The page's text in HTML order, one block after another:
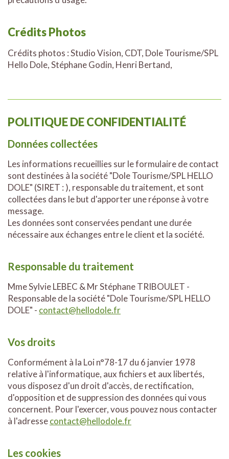
Crédits Photos
Crédits photos : Studio Vision, CDT, Dole Tourisme/SPL
Hello Dole, Stéphane Godin, Henri Bertand,
POLITIQUE DE CONFIDENTIALITÉ
Données collectées
Les informations recueillies sur le formulaire de contact
sont destinées à la société "Dole Tourisme/SPL HELLO
DOLE" (SIRET : ), responsable du traitement, et sont
collectées dans le but d'apporter une réponse à votre
message.
Les données sont conservées pendant une durée
nécessaire aux échanges entre le client et la société.
Responsable du traitement
Mme Sylvie LEBEC & Mr Stéphane TRIBOULET -
Responsable de la société "Dole Tourisme/SPL HELLO
DOLE" - contact@hellodole.fr
Vos droits
Conformément à la Loi n°78-17 du 6 janvier 1978
relative à l'informatique, aux fichiers et aux libertés,
vous disposez d'un droit d'accès, de rectification,
d'opposition et de suppression des données qui vous
concernent. Pour l'exercer, vous pouvez nous contacter
à l'adressecontact@hellodole.fr
Les cookies